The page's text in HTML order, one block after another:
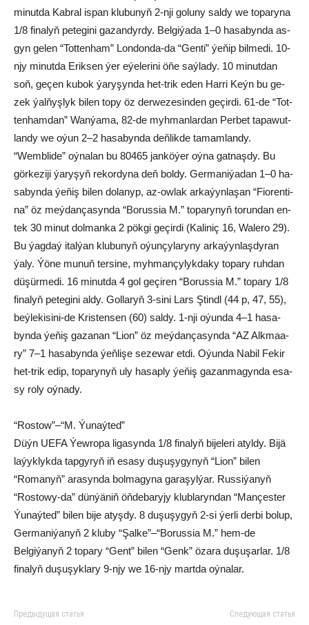
mi­nut­da Kab­ral is­pan klu­bu­nyň 2-nji go­lu­ny sal­dy we to­pa­ry­na
1/8 fi­na­lyň pe­te­gi­ni ga­zan­dyr­dy. Bel­gi­ýa­da 1–0 ha­sa­byn­da as­
gyn ge­len “Tot­ten­ham” Lon­don­da-da “Gen­ti” ýe­ňip bil­me­di. 10-
njy mi­nut­da Erik­sen ýer eýe­le­ri­ni öňe saý­la­dy. 10 mi­nut­dan
soň, ge­çen ku­bok ýa­ry­şyn­da het-trik eden Har­ri Keýn bu ge­
zek ýal­ňyş­lyk bi­len to­py öz der­we­ze­sin­den ge­çir­di. 61-de “Tot­
ten­ham­dan” Wan­ýa­ma, 82-de myh­man­lar­dan Per­bet ta­pa­wut­
lan­dy we oýun 2–2 ha­sa­byn­da deň­lik­de ta­mam­lan­dy.
“Wemblide” oýnalan bu 80465 janköýer oýna gatnaşdy. Bu
görkeziji ýaryşyň rekordyna deň boldy. Ger­ma­ni­ýa­dan 1–0 ha­
sa­byn­da ýe­ňiş bi­len do­la­nyp, az-ow­lak arkaýynlaşan “Fio­ren­ti­
na” öz meý­dan­ça­syn­da “Bo­rus­sia M.” to­pa­ry­nyň to­run­dan en­
tek 30 mi­nut dol­man­ka 2 pök­gi ge­çir­di (Ka­li­niç 16, Wa­le­ro 29).
Bu ýag­daý ital­ýan klu­bu­nyň oýun­çy­la­ry­ny ar­ka­ýyn­laş­dy­ra­n
ýaly. Ýöne munuň tersine, myh­man­çy­lyk­da­ky to­pa­ry ruh­dan
dü­şür­me­di. 16 mi­nut­da 4 gol ge­çi­ren “Bo­rus­sia M.” to­pa­ry 1/8
fi­na­lyň pe­te­gi­ni al­dy. Gol­la­ryň 3-si­ni Lars Ştindl (44 p, 47, 55),
beý­le­ki­si­ni-de Kris­ten­sen (60) sal­dy. 1-nji oýun­da 4–1 ha­sa­
byn­da ýe­ňiş ga­za­nan “Li­on” öz meý­dan­ça­syn­da “AZ Alk­maa­
ry” 7–1 ha­sa­byn­da ýeň­li­şe se­ze­war et­di. Oýun­da Na­bil Fe­kir
het-trik edip, to­pa­ry­nyň uly ha­sap­ly ýe­ňiş ga­zan­ma­gyn­da esa­
sy ro­ly oý­na­dy.
“Rostow”–“M. Ýunaýted”
Düýn UEFA Ýewropa ligasynda 1/8 finalyň bijeleri atyldy. Bijä
laýyklykda tapgyryň iň esasy duşuşygynyň “Lion” bilen
“Romanyň” arasynda bolmagyna garaşylýar. Russiýanyň
“Rostowy-da” dünýäniň öňdebaryjy klublaryndan “Mançester
Ýunaýted” bilen bije atyşdy. 8 duşuşygyň 2-si ýerli derbi bolup,
Germaniýanyň 2 kluby “Şalke”–“Borussia M.” hem-de
Belgiýanyň 2 topary “Gent” bilen “Genk” özara duşuşarlar. 1/8
finalyň duşuşyklary 9-njy we 16-njy martda oýnalar.
Предыдущая статья Следующая статья